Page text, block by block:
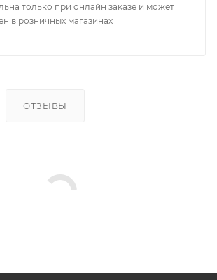
только при онлайн заказе и может
в розничных магазинах
ОТЗЫВЫ